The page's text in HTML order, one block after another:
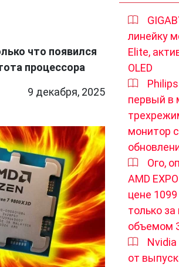
что появился
процессора
9 декабря, 2025
линейку
Elite,
OLED
первый в
монитор
Ого,
AMD
цене
только
объемом
от